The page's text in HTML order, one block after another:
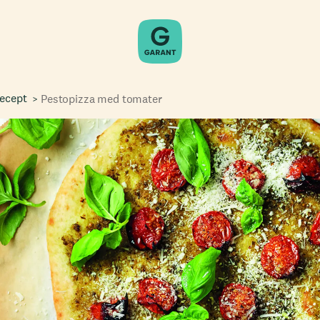
Pestopizza med tomater